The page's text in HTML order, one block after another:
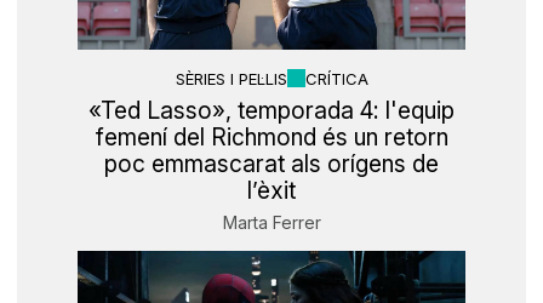
SÈRIES I PEL·LIS CRÍTICA
«Ted Lasso», temporada 4: l'equip
femení del Richmond és un retorn
poc emmascarat als orígens de
l’èxit
Marta Ferrer